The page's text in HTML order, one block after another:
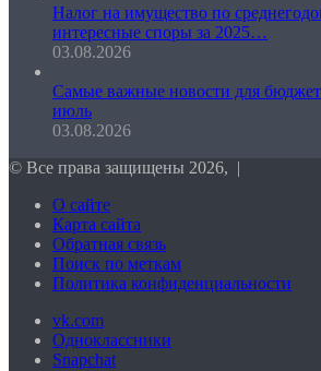
Налог на имущество по
интересные споры за 2025…
03.08.2026
Самые важные новости для
июль
03.08.2026
© Все права защищены 2026, |
О сайте
Карта сайта
Обратная связь
Поиск по меткам
Политика конфиденциальности
vk.com
Одноклассники
Snapchat